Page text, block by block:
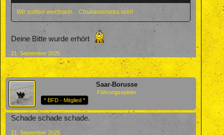
Wir sollten wechseln... Chukwuemeka rein!
Deine Bitte wurde erhört
21. September 2025
Saar-Borusse
Führungsspieler
* BFD - Mitglied *
Schade schade schade.
21. September 2025